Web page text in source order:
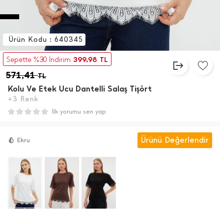
Sepette %30 İndirim 399,98 TL
571,41TL
Kolu Ve Etek Ucu Dantelli Salaş Tişört
+3 Renk
Ürün Kodu : 640345
İlk yorumu sen yap
Ekru Ürünü Değerlendir